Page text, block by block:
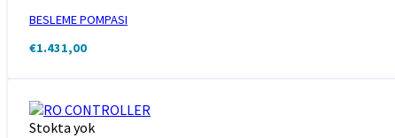
BESLEME POMPASI
€1.431,00
Stokta yok